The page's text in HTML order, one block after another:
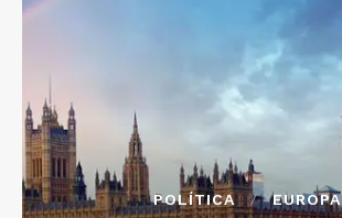
POLÍTICA EUROPA